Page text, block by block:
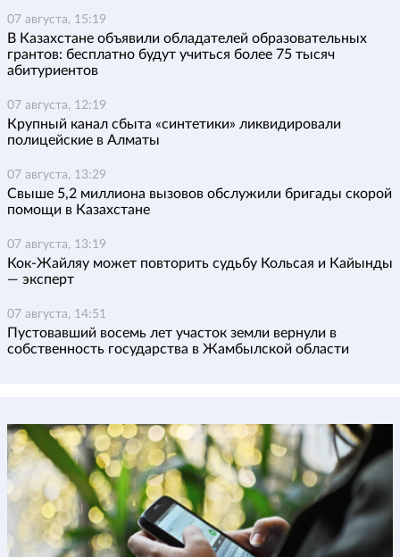
07 августа, 15:19
В Казахстане объявили обладателей образовательных
грантов: бесплатно будут учиться более 75 тысяч
абитуриентов
07 августа, 12:19
Крупный канал сбыта «синтетики» ликвидировали
полицейские в Алматы
07 августа, 13:29
Свыше 5,2 миллиона вызовов обслужили бригады скорой
помощи в Казахстане
07 августа, 13:19
Кок-Жайляу может повторить судьбу Кольсая и Кайынды
— эксперт
07 августа, 14:51
Пустовавший восемь лет участок земли вернули в
собственность государства в Жамбылской области